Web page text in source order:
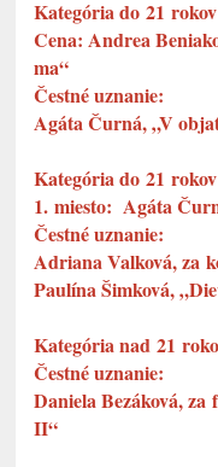
Kategória do 21
Cena: Andrea
ma“
Čestné uznanie:
Agáta Čurná, „V
Kategória do 21
1. miesto: Agáta
Čestné uznanie:
Adriana Valková, za
Paulína Šimková,
Kategória nad 21
Čestné uznanie:
Daniela Bezáková,
II“